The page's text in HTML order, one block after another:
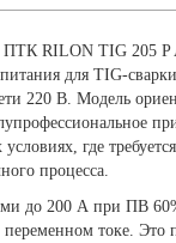
ПТК RILON TIG 205
для TIG-
220 В. Модель
где
процесса.
до 200 А при ПВ
токе. Это